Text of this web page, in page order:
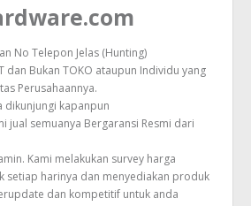
No Telepon Jelas (Hunting)
dan Bukan TOKO ataupun Individu yang
Perusahaannya.
dikunjungi kapanpun
jual semuanya Bergaransi Resmi dari
Kami melakukan survey harga
setiap harinya dan menyediakan produk
dan kompetitif untuk anda